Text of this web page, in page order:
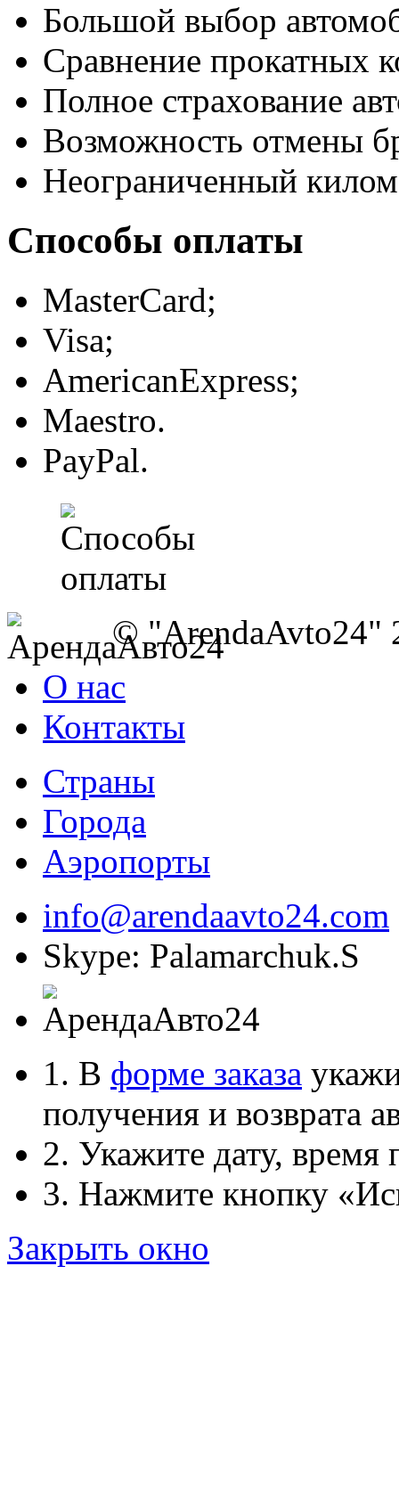
Большой выбор
Сравнение прокатных
Полное страхование
Возможность отмены
Неограниченный
Способы оплаты
MasterCard;
Visa;
AmericanExpress;
Maestro.
PayPal.
© "ArendaAvto24"
О нас
Контакты
Страны
Города
Аэропорты
info@arendaavto24.com
Skype: Palamarchuk.S
1. В форме заказа
получения и возврата
2. Укажите дату, время
3. Нажмите кнопку
Закрыть окно